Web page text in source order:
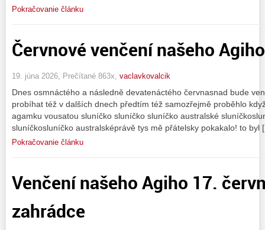
Pokračovanie článku
Červnové venčení našeho
19. júna 2026, Prečítané 863x, vaclavkovalcik
Dnes osmnáctého a následně devatenáctého červnasnad bude
probíhat též v dalších dnech předtím též samozřejmě proběhlo
agamku vousatou sluníčko sluníčko sluníčko australské
sluníčkosluníčko australsképrávě tys mě přátelsky pokakalo! to byl
Pokračovanie článku
Venčení našeho Agiho 17.
zahrádce